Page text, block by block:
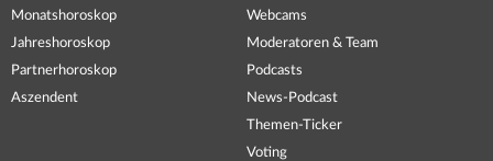
Monatshoroskop
Jahreshoroskop
Partnerhoroskop
Aszendent
Webcams
Moderatoren & Team
Podcasts
News-Podcast
Themen-Ticker
Voting